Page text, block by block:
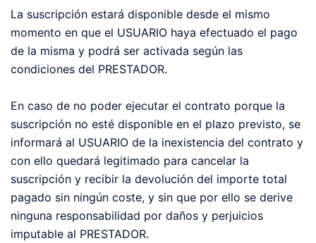
La suscripción estará disponible desde el mismo
momento en que el USUARIO haya efectuado el pago
de la misma y podrá ser activada según las
condiciones del PRESTADOR.
En caso de no poder ejecutar el contrato porque la
suscripción no esté disponible en el plazo previsto, se
informará al USUARIO de la inexistencia del contrato y
con ello quedará legitimado para cancelar la
suscripción y recibir la devolución del importe total
pagado sin ningún coste, y sin que por ello se derive
ninguna responsabilidad por daños y perjuicios
imputable al PRESTADOR.